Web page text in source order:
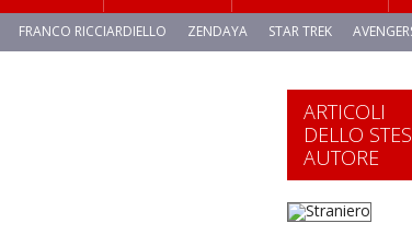
FRANCO RICCIARDIELLO ZENDAYA STAR TREK
ARTICOLI
DELLO
AUTORE